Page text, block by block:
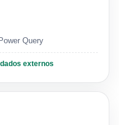
Query
externos